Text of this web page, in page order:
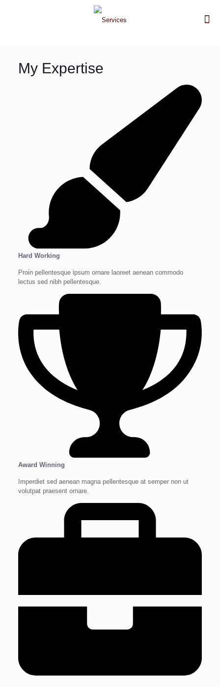
My Expertise​
Hard Working
Proin pellentesque ipsum ornare laoreet aenean commodo
lectus sed nibh pellentesque.​
Award Winning
Imperdiet sed aenean magna pellentesque at semper non ut
volutpat praesent ornare.​